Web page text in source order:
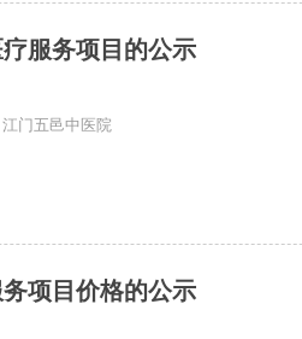
服务项目的公示
门五邑中医院
项目价格的公示